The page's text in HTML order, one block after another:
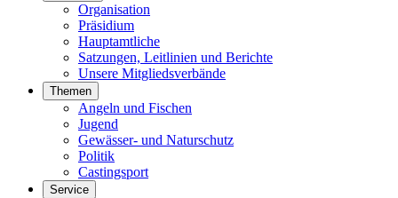
Organisation
Präsidium
Hauptamtliche
Satzungen, Leitlinien und Berichte
Unsere Mitgliedsverbände
Themen
Angeln und Fischen
Jugend
Gewässer- und Naturschutz
Politik
Castingsport
Service